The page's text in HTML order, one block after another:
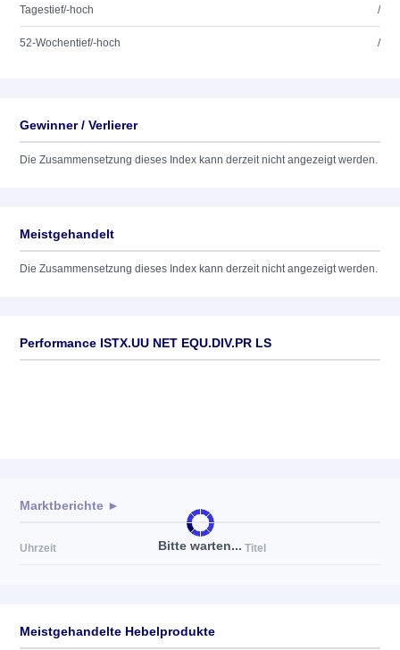
Tagestief/-hoch /
52-Wochentief/-hoch /
Gewinner / Verlierer
Die Zusammensetzung dieses Index kann derzeit nicht angezeigt werden.
Meistgehandelt
Die Zusammensetzung dieses Index kann derzeit nicht angezeigt werden.
Performance ISTX.UU NET EQU.DIV.PR LS
Bitte warten...
Marktberichte ►
Uhrzeit Titel
Meistgehandelte Hebelprodukte